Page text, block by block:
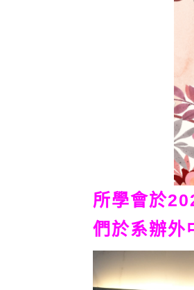
所學會於
們於系辦外